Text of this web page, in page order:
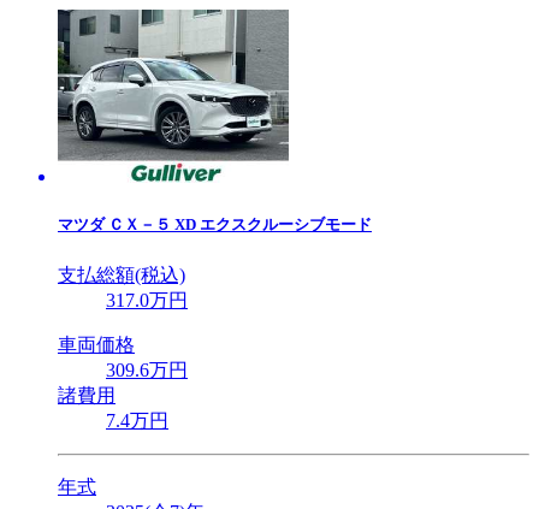
マツダ ＣＸ－５ XD エクスクルーシブモード
支払総額(税込)
317.0万円
車両価格
309.6万円
諸費用
7.4万円
年式